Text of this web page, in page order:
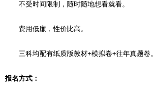
不受时间限制，随时随地想看就看。
费用低廉，性价比高。
三科均配有纸质版教材+模拟卷+往年真题卷。
报名方式：